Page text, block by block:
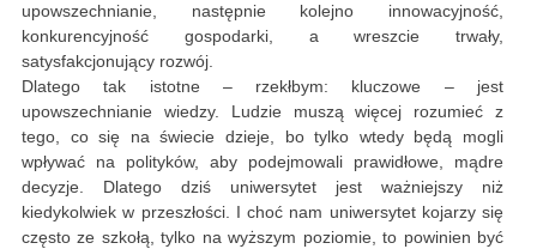
upowszechnianie, następnie kolejno innowacyjność,
konkurencyjność gospodarki, a wreszcie trwały,
satysfakcjonujący rozwój.
Dlatego tak istotne – rzekłbym: kluczowe – jest
upowszechnianie wiedzy. Ludzie muszą więcej rozumieć z
tego, co się na świecie dzieje, bo tylko wtedy będą mogli
wpływać na polityków, aby podejmowali prawidłowe, mądre
decyzje. Dlatego dziś uniwersytet jest ważniejszy niż
kiedykolwiek w przeszłości. I choć nam uniwersytet kojarzy się
często ze szkołą, tylko na wyższym poziomie, to powinien być